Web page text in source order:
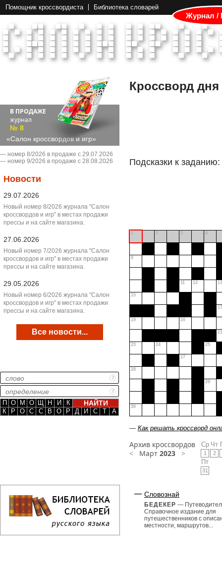
Помощник кроссвордиста Библиотека словарей
Журнал /
В ПРОДАЖЕ
журнал
№ 8
«Салон кроссвордов и игр»
― номер 8/2026 в продаже с 29.07.2026
― номер 9/2026 в продаже с 28.08.2026
Новости
29.07.2026
Новый номер 8/2026 журнала "Салон
кроссвордов и игр" в местах продажи
прессы и на сайте магазина.
27.06.2026
Новый номер 7/2026 журнала "Салон
кроссвордов и игр" в местах продажи
прессы и на сайте магазина.
29.05.2026
Новый номер 6/2026 журнала "Салон
кроссвордов и игр" в местах продажи
прессы и на сайте магазина.
Все новости...
П О М О Щ Н И
К
К
Р О С С В О Р Д И С Т А
Кроссворд дня
Подсказки к заданию:
1 2 3 4
9
11 12 13
15
17
19 20
21
23 24 25
27
28
29
30
— Как решать кроссворд
Архив кроссвордов
< Март 2023 >
Ср
1
Чт
2
Пт
31
Словознай
БЕДЕКЕР —
Справочное издание для
путешественников с
местности, маршрутов...